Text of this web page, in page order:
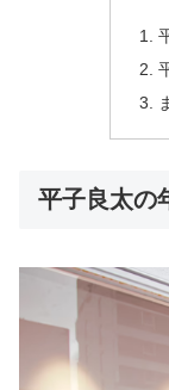
平子良太の